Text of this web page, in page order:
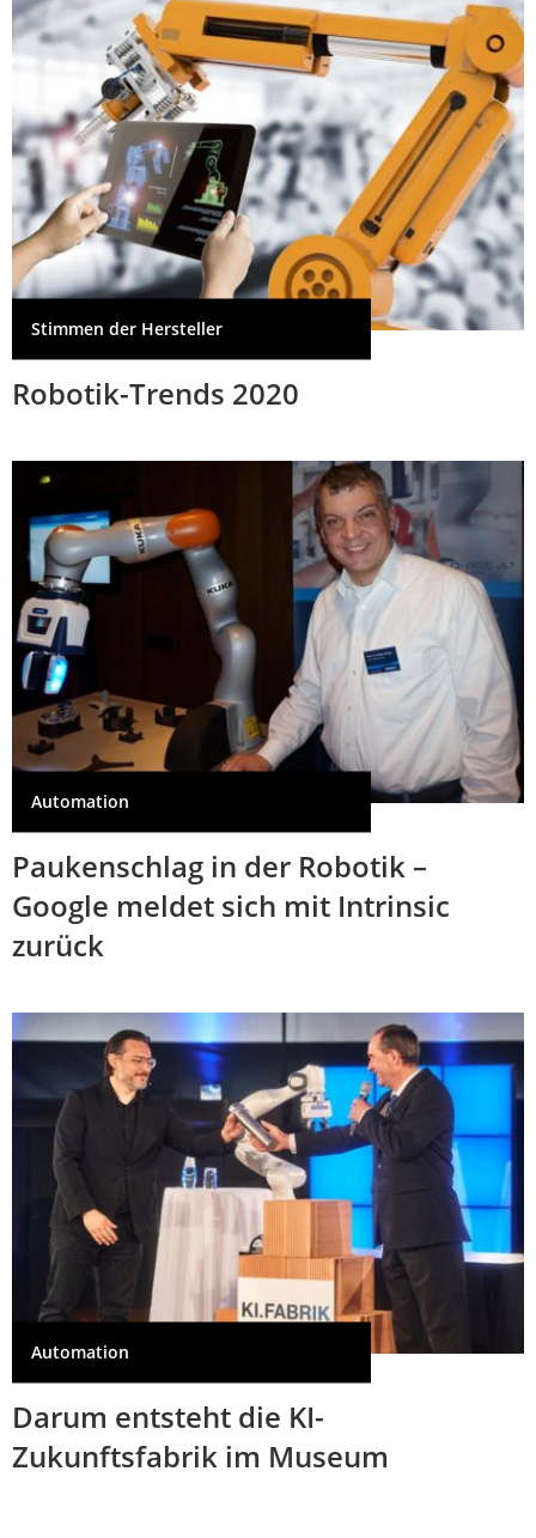
Stimmen der Hersteller
Robotik-Trends 2020
Automation
Paukenschlag in der Robotik –
Google meldet sich mit Intrinsic
zurück
Automation
Darum entsteht die KI-
Zukunftsfabrik im Museum